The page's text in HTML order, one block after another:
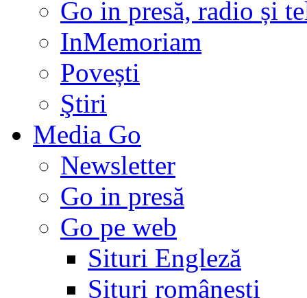
Go in presă, radio și
InMemoriam
Povești
Ştiri
Media Go
Newsletter
Go in presă
Go pe web
Situri Engleză
Situri românești